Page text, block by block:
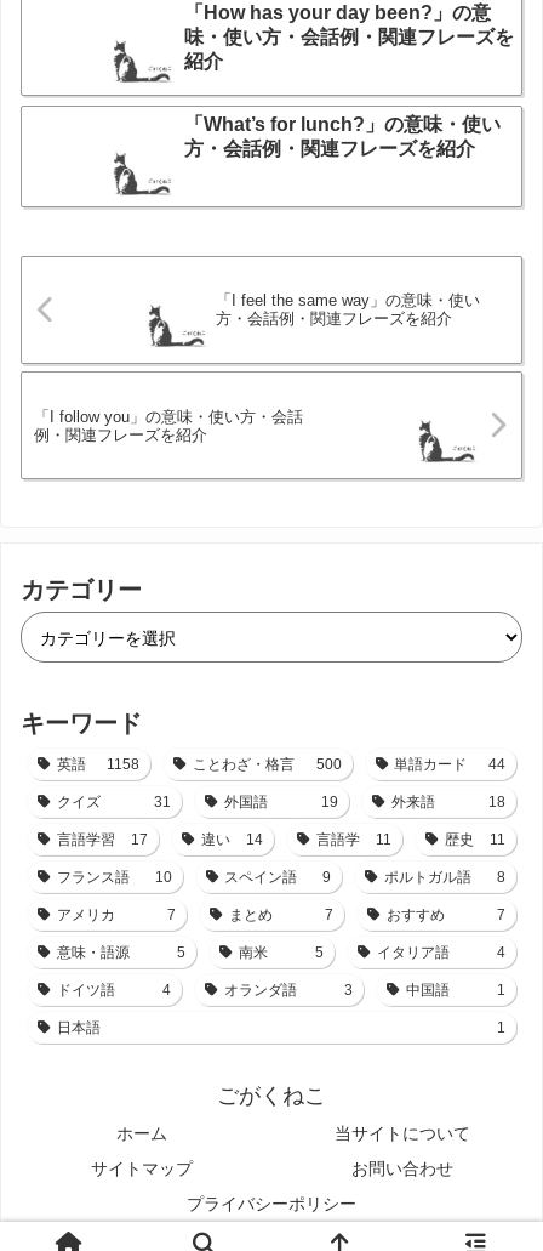
「How has your day been?」の意
味・使い方・会話例・関連フレーズを
紹介
「What’s for lunch?」の意味・使い
方・会話例・関連フレーズを紹介
「I feel the same way」の意味・使い
方・会話例・関連フレーズを紹介
「I follow you」の意味・使い方・会話
例・関連フレーズを紹介
カテゴリー
キーワード
英語 1158 ことわざ・格言 500 単語カード 44
クイズ 31 外国語 19 外来語 18
言語学習 17 違い 14 言語学 11 歴史 11
フランス語 10 スペイン語 9 ポルトガル語 8
アメリカ 7 まとめ 7 おすすめ 7
意味・語源 5 南米 5 イタリア語 4
ドイツ語 4 オランダ語 3 中国語 1
日本語 1
ごがくねこ
ホーム
当サイトについて
サイトマップ
お問い合わせ
プライバシーポリシー
© 2021-2026 ごがくねこ.